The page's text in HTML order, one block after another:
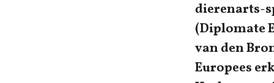
dierenarts-
(Diplomate
van den
Europees